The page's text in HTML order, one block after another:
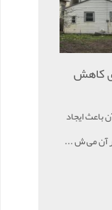
کاهش
باعث ایجاد
آن می ش ...